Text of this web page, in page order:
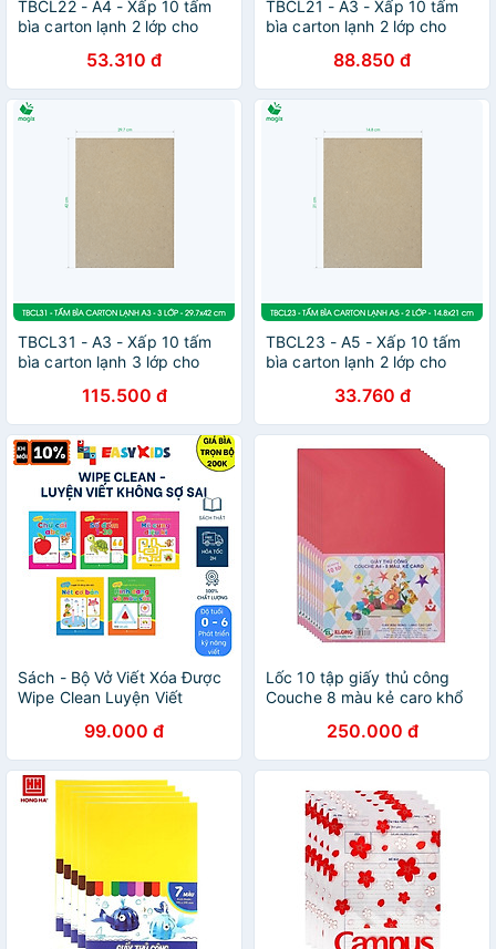
TBCL22 - A4 - Xấp 10 tấm
bìa carton lạnh 2 lớp cho
hàng, làm đồ handmade
53.310 đ
TBCL21 - A3 - Xấp 10 tấm
bìa carton lạnh 2 lớp cho
hàng, làm đồ handmade
88.850 đ
TBCL31 - A3 - Xấp 10 tấm
bìa carton lạnh 3 lớp cho
hàng, làm đồ handmade
115.500 đ
TBCL23 - A5 - Xấp 10 tấm
bìa carton lạnh 2 lớp cho
hàng, làm đồ handmade
33.760 đ
Sách - Bộ Vở Viết Xóa Được
Wipe Clean Luyện Viết
Tặng Kèm 2 Bút
99.000 đ
Lốc 10 tập giấy thủ công
Couche 8 màu kẻ caro khổ
250.000 đ